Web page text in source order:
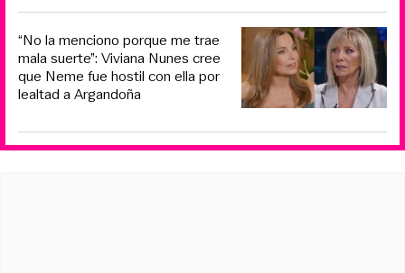
“No la menciono porque me trae
mala suerte”: Viviana Nunes cree
que Neme fue hostil con ella por
lealtad a Argandoña